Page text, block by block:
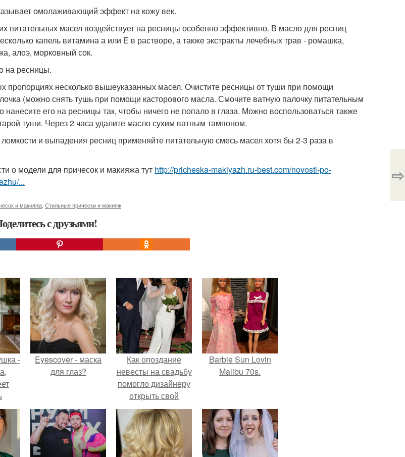
омолаживающий эффект на кожу век.
питательных масел воздействует на ресницы особенно эффективно. В масло для ресниц
капель витамина а или Е в растворе, а также экстракты лечебных трав - ромашка,
алоэ, морковный сок.
на ресницы.
пропорциях несколько вышеуказанных масел. Очистите ресницы от туши при помощи
(можно снять тушь при помощи касторового масла. Смочите ватную палочку питательным
нанесите его на ресницы так, чтобы ничего не попало в глаза. Можно воспользоваться также
туши. Через 2 часа удалите масло сухим ватным тампоном.
и выпадения ресниц применяйте питательную смесь масел хотя бы 2-3 раза в
о модели для причесок и макияжа тут http://pricheska-makiyazh.ru-best.com/novosti-po-
...
и макияжа Стильные прически и макияж
с друзьями!
⇨
-
и
Eyescover - маска
для глаз?
Как опоздание
невесты на свадьбу
помогло дизайнеру
открыть свой
бренд.
Barbie Sun Lovin
Malibu 70s.